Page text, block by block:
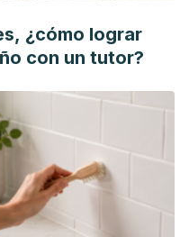
¿cómo lograr
con un tutor?